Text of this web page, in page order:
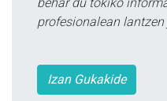
profesionalean
Izan Gukakide